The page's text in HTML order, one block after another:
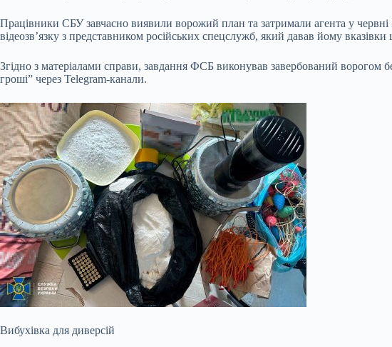
Працівники СБУ завчасно виявили ворожий план та затримали агента у
відеозв’язку з представником російських спецслужб, який давав йому
Згідно з матеріалами справи, завдання ФСБ виконував завербований ворогом
гроші” через Telegram-канали.
Вибухівка для диверсій